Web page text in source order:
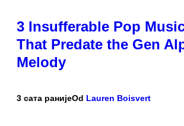
3 Insufferable Pop
That Predate the Gen
Melody
3 сата ранијеOd Lauren Boisvert